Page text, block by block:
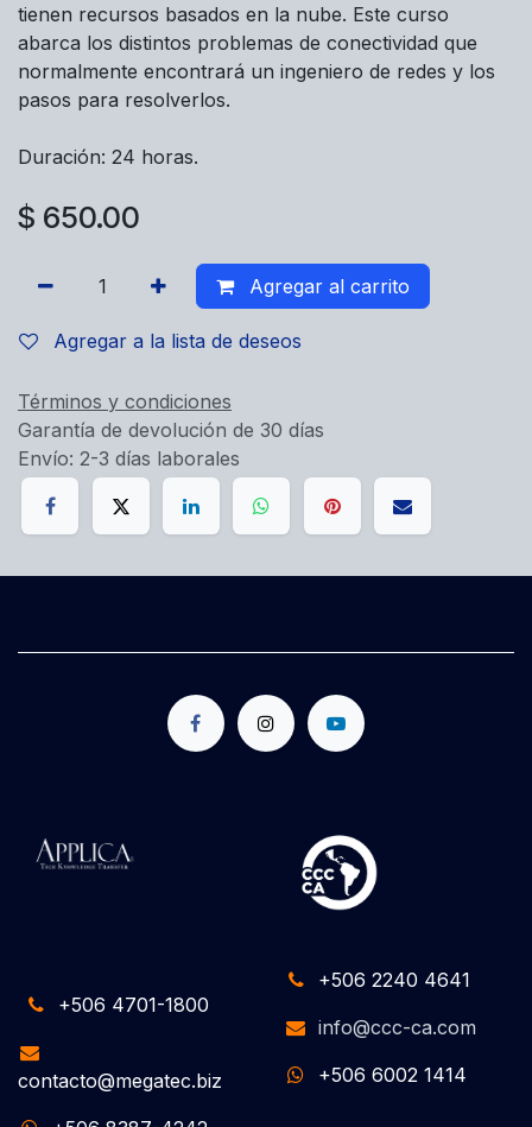
tienen recursos basados en la nube. Este curso
abarca los distintos problemas de conectividad que
normalmente encontrará un ingeniero de redes y los
pasos para resolverlos.
Duración: 24 horas.
$ 650.00
Agregar al carrito
Agregar a la lista de deseos
Términos y condiciones
Garantía de devolución de 30 días
Envío: 2-3 días laborales
+506 4701-1800
contacto@megatec.biz
+506 2240 4641
info@ccc-ca.com
+506 6002 1414